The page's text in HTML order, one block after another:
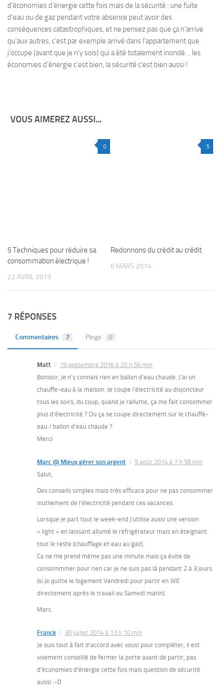
d’économies d’énergie cette fois mais de la sécurité : une fuite
d’eau ou de gaz pendant votre absence peut avoir des
conséquences catastrophiques, et ne pensez pas que ça n’arrive
qu’aux autres, c’est par exemple arrivé dans l’appartement que
j’occupe (avant que je n’y sois) qui a été totalement inondé… les
économies d’énergie c’est bien, la sécurité c’est bien aussi !
VOUS AIMEREZ AUSSI...
0
5 Techniques pour réduire sa
consommation électrique !
22 AVRIL 2019
5
Redonnons du crédit au crédit
6 MARS 2014
7 RÉPONSES
Commentaires 7 Pings 0
Matt
19 septembre 2016 à 20 h 56 min
Bonsoir, je n’y connais rien en ballon d’eau chaude. J’ai un
chauffe-eau à la maison. Je coupe l’électricité au disjoncteur
tous les soirs, du coup, quand je rallume, ça me fait consommer
plus d’électricité ? Ou ça se coupe directement sur le chauffe-
eau / ballon d’eau chaude ?
Merci
Marc @ Mieux gérer son argent
5 août 2014 à 7 h 58 min
Salut,
Des conseils simples mais très efficace pour ne pas consommer
inutilement de l’électricité pendant ces vacances.
Lorsque je part tout le week-end j’utilise aussi une version
« light » en laissant allumé le réfrigérateur mais en éteignant
tout le reste (chauffage et eau au gaz).
Ca ne me prend même pas une minute mais ça évite de
consommmer pour rien car je ne suis pas là pendant 2 à 3 jours
(si je quitte le logement Vendredi pour partir en WE
directement après le travail ou Samedi matin).
Marc.
Franck
30 juillet 2014 à 13 h 10 min
Je suis tout à fait d’accord avec vous! pour compléter, il est
vivement conseillé de fermer la porte avant de partir, pas
d’économies d’énergie cette fois mais question de sécurité
aussi :-D